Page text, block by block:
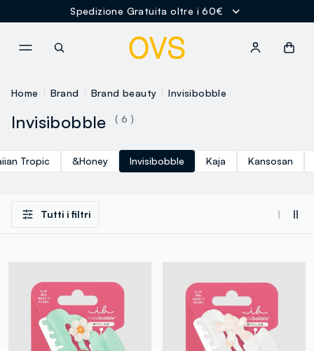
Spedizione Gratuita oltre i 60€
Home Brand Brand beauty Invisibobble
Invisibobble ( 6 )
Tropic &Honey Invisibobble Kaja Kansosan
Tutti i filtri